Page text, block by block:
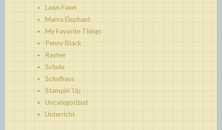
Lawn Fawn
Mama Elephant
My Favorite Things
Penny Black
Rayher
Schule
Schulhaus
Stampin' Up
Uncategorized
Unterricht